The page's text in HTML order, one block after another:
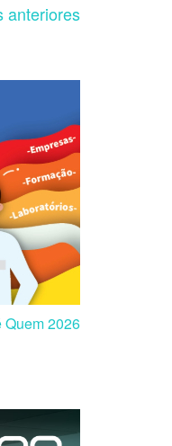
anteriores
Quem 2026